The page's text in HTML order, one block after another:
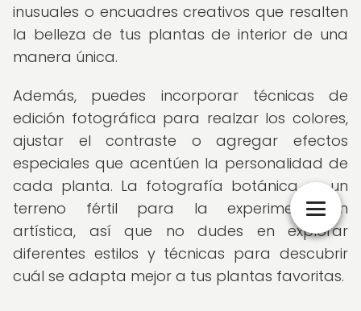
inusuales o encuadres creativos que resalten
la belleza de tus plantas de interior de una
manera única.
Además, puedes incorporar técnicas de
edición fotográfica para realzar los colores,
ajustar el contraste o agregar efectos
especiales que acentúen la personalidad de
cada planta. La fotografía botánica es un
terreno fértil para la experimentación
artística, así que no dudes en explorar
diferentes estilos y técnicas para descubrir
cuál se adapta mejor a tus plantas favoritas.